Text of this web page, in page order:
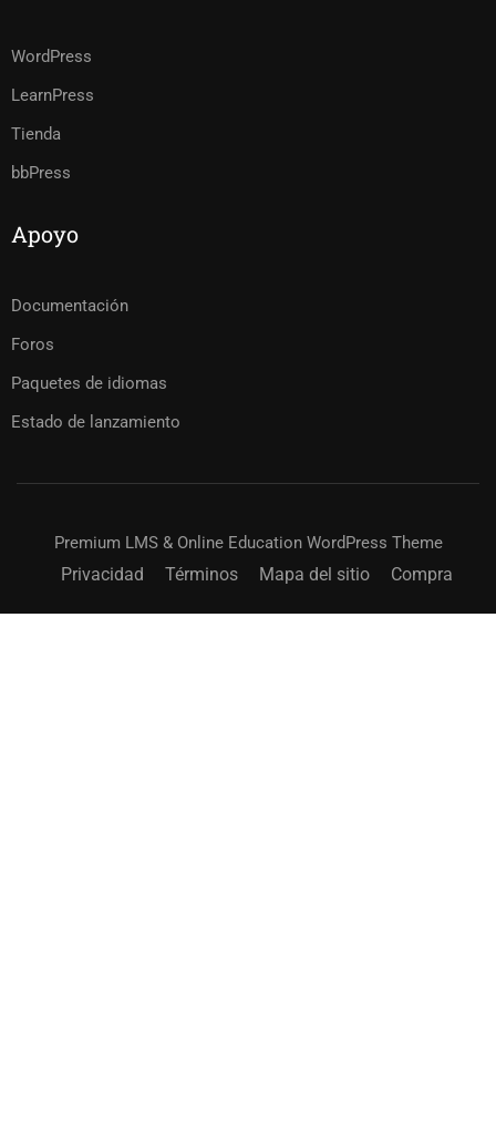
WordPress
LearnPress
Tienda
bbPress
Apoyo
Documentación
Foros
Paquetes de idiomas
Estado de lanzamiento
Premium LMS & Online Education WordPress Theme
Privacidad Términos Mapa del sitio Compra